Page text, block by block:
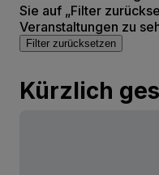
Sie auf „Filter
Veranstaltungen zu
Filter zurücksetzen
Kürzlich